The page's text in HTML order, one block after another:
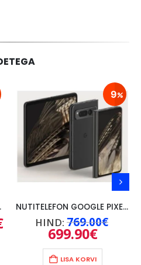
PS, MUST
Praegune
9
NUTITELEFON GOOGLE PIXEL FOLD 5G, 12GB/256GB, MUST
HIND:769.00€
699.90€hind
on:
LISA KORVI